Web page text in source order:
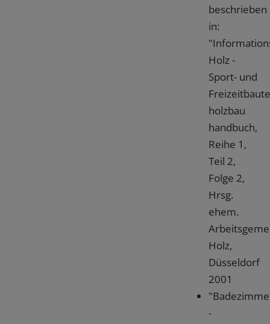
beschrieben
in:
Holz -
Sport- und
holzbau
handbuch,
Reihe 1,
Teil 2,
Folge 2,
Hrsg.
ehem.
Holz,
Düsseldorf
2001
-